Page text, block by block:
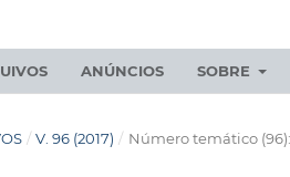
ANÚNCIOS SOBRE
/ V. 96 (2017) / Número temático